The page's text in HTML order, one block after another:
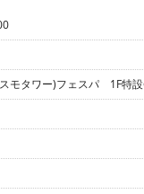
モタワー)フェスパ 1F特